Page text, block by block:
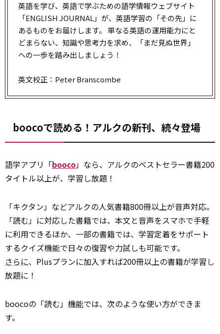
英語を学び、英語で学ぶための語学情報ウェブサイト
「ENGLISH JOURNAL」が、英語学習の「その先」に
あるものをお届けします。 単なる英語の運用能力にと
どまらない、知識や思考力を求め、「まだ見ぬ世界」
への一歩を踏み出しましょう！
英文校正：Peter Branscombe
boocoで読める！アルクの新刊、続々登場
語学アプリ「booco」なら、アルクのベストセラー書籍200
タイトル以上が、学習し放題！
「キクタン」などアルクの人気書籍800冊以上が音声対応。
「読む」に対応した書籍では、本文と音声をスマホで手軽
に利用できるほか、一部の書籍では、学習定着をサポート
するクイズ機能で日々の復習や力試しも可能です。
さらに、Plusプランに加入すれば200冊以上の書籍が学習し
放題に！
boocoの「読む」 機能では、次のような使い方ができま
す。